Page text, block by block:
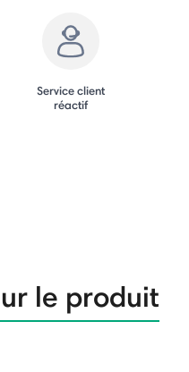
Service client
réactif
le produit